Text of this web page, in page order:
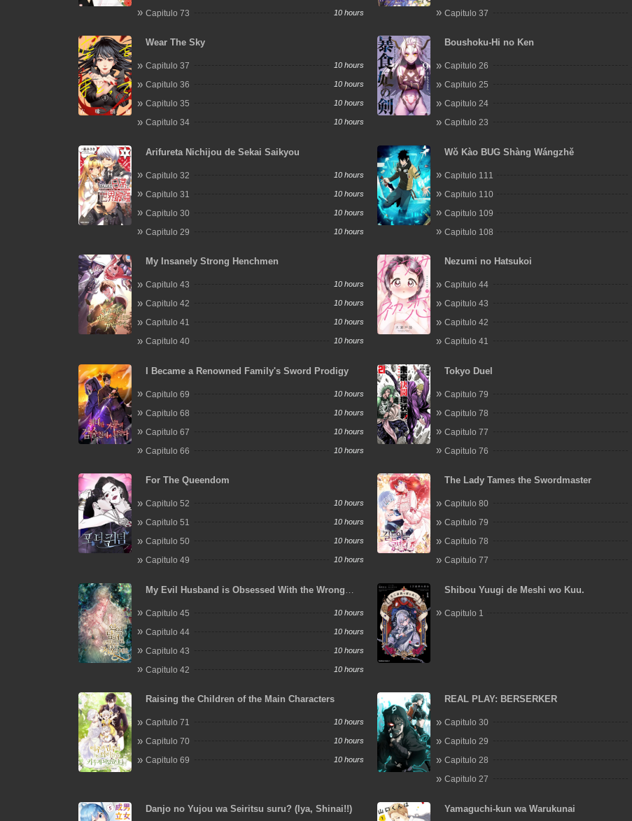
Capitulo 73 10 hours Capitulo 37
Wear The Sky
Capitulo 37 10 hours
Capitulo 36 10 hours
Capitulo 35 10 hours
Capitulo 34 10 hours
Boushoku-Hi no Ken
Capitulo 26
Capitulo 25
Capitulo 24
Capitulo 23
Arifureta Nichijou de Sekai Saikyou
Capitulo 32 10 hours
Capitulo 31 10 hours
Capitulo 30 10 hours
Capitulo 29 10 hours
Wǒ Kào BUG Shàng Wángzhě
Capitulo 111
Capitulo 110
Capitulo 109
Capitulo 108
My Insanely Strong Henchmen
Capitulo 43 10 hours
Capitulo 42 10 hours
Capitulo 41 10 hours
Capitulo 40 10 hours
Nezumi no Hatsukoi
Capitulo 44
Capitulo 43
Capitulo 42
Capitulo 41
I Became a Renowned Family's Sword Prodigy
Capitulo 69 10 hours
Capitulo 68 10 hours
Capitulo 67 10 hours
Capitulo 66 10 hours
Tokyo Duel
Capitulo 79
Capitulo 78
Capitulo 77
Capitulo 76
For The Queendom
Capitulo 52 10 hours
Capitulo 51 10 hours
Capitulo 50 10 hours
Capitulo 49 10 hours
The Lady Tames the Swordmaster
Capitulo 80
Capitulo 79
Capitulo 78
Capitulo 77
My Evil Husband is Obsessed With the Wrong
Capitulo 45 10 hours
Capitulo 44 10 hours
Capitulo 43 10 hours
Capitulo 42 10 hours
Shibou Yuugi de Meshi wo Kuu.
Capitulo 1
Raising the Children of the Main Characters
Capitulo 71 10 hours
Capitulo 70 10 hours
Capitulo 69 10 hours
REAL PLAY: BERSERKER
Capitulo 30
Capitulo 29
Capitulo 28
Capitulo 27
Danjo no Yujou wa Seiritsu suru? (Iya, Shinai!!) Yamaguchi-kun wa Warukunai